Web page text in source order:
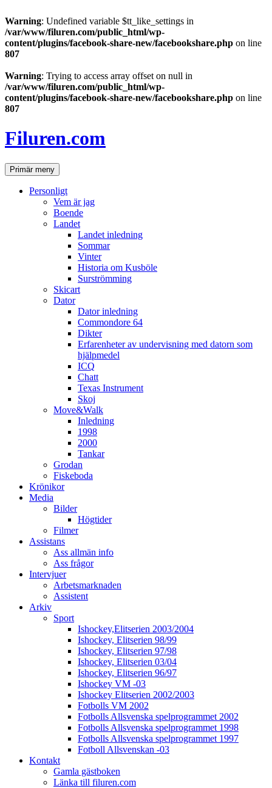
Warning: Undefined variable $tt_like_settings in
/var/www/filuren.com/public_html/wp-
content/plugins/facebook-share-new/facebookshare.php on line
807
Warning: Trying to access array offset on null in
/var/www/filuren.com/public_html/wp-
content/plugins/facebook-share-new/facebookshare.php on line
807
till
innehåll
Filuren.com
SökPrimär meny
Personligt
Vem är jag
Boende
Landet
Landet inledning
Sommar
Vinter
Historia om Kusböle
Surströmming
Skicart
Dator
Dator inledning
Commondore 64
Dikter
Erfarenheter av undervisning med datorn som
hjälpmedel
ICQ
Chatt
Texas Instrument
Skoj
Move&Walk
Inledning
1998
2000
Tankar
Grodan
Fiskeboda
Krönikor
Media
Bilder
Högtider
Filmer
Assistans
Ass allmän info
Ass frågor
Intervjuer
Arbetsmarknaden
Assistent
Arkiv
Sport
Ishockey,Elitserien 2003/2004
Ishockey, Elitserien 98/99
Ishockey, Elitserien 97/98
Ishockey, Elitserien 03/04
Ishockey, Elitserien 96/97
Ishockey VM -03
Ishockey Elitserien 2002/2003
Fotbolls VM 2002
Fotbolls Allsvenska spelprogrammet 2002
Fotbolls Allsvenska spelprogrammet 1998
Fotbolls Allsvenska spelprogrammet 1997
Fotboll Allsvenskan -03
Kontakt
Gamla gästboken
Länka till filuren.com